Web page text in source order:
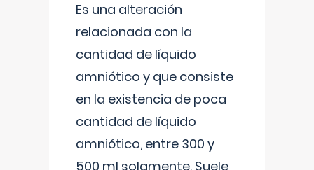
Es una alteración
relacionada con la
cantidad de líquido
amniótico y que consiste
en la existencia de poca
cantidad de líquido
amniótico, entre 300 y
500 ml solamente. Suele